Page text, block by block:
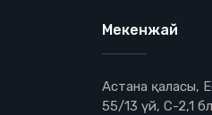
Мекенжай
Астана қаласы,
55/13 үй, С-2,1